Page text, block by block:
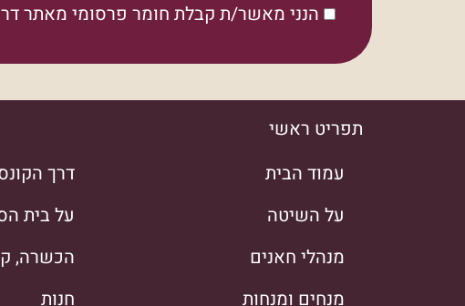
הנני מאשר/ת קבלת חומר פרסומי מאתר
תפריט ראשי
עמוד הבית
דרך
על השיטה
על בית
מנהלי חאנים
הכשרה,
מנחים ומנחות
חנות